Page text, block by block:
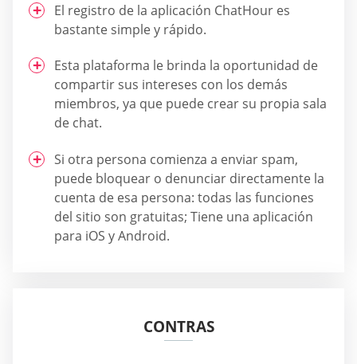
El registro de la aplicación ChatHour es
bastante simple y rápido.
Esta plataforma le brinda la oportunidad de
compartir sus intereses con los demás
miembros, ya que puede crear su propia sala
de chat.
Si otra persona comienza a enviar spam,
puede bloquear o denunciar directamente la
cuenta de esa persona: todas las funciones
del sitio son gratuitas; Tiene una aplicación
para iOS y Android.
CONTRAS